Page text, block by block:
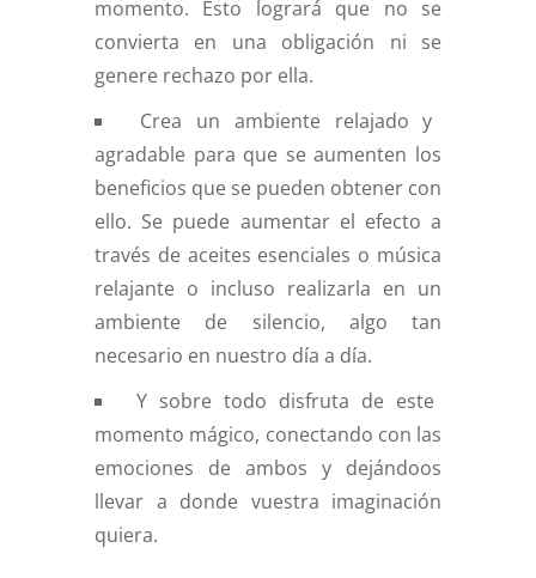
momento. Esto logrará que no se
convierta en una obligación ni se
genere rechazo por ella.
Crea un ambiente relajado y
agradable para que se aumenten los
beneficios que se pueden obtener con
ello. Se puede aumentar el efecto a
través de aceites esenciales o música
relajante o incluso realizarla en un
ambiente de silencio, algo tan
necesario en nuestro día a día.
Y sobre todo disfruta de este
momento mágico, conectando con las
emociones de ambos y dejándoos
llevar a donde vuestra imaginación
quiera.